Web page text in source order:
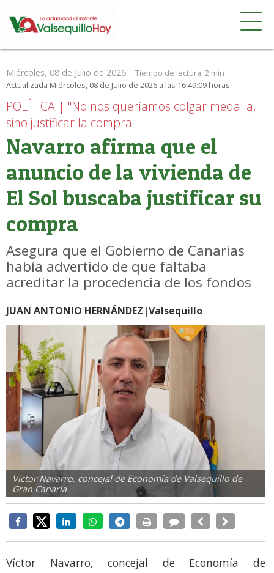
Miércoles, 08 de Julio de 2026 Tiempo de lectura: 2 min
Actualizada Miércoles, 08 de Julio de 2026 a las 16:49:09 horas
POLÍTICA | "No nos queríamos colgar medalla,
sino justificar la compra"
Navarro afirma que el
anuncio de la vivienda de
El Sol buscaba justificar su
compra
Asegura que el Gobierno de Canarias
había advertido de que faltaba
acreditar la procedencia de los fondos
JUAN ANTONIO HERNÁNDEZ|Valsequillo
Víctor Navarro, concejal de Economía de Valsequillo de
Gran Canaria
Víctor Navarro, concejal de Economía de